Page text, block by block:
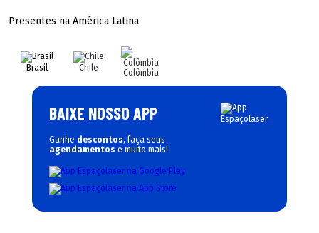
Presentes na América Latina
Brasil Chile Colômbia
BAIXE NOSSO APP
Ganhe descontos, faça seus
agendamentos e muito mais!